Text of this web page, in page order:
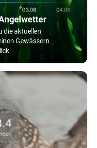
die aktuellen
Gewässern